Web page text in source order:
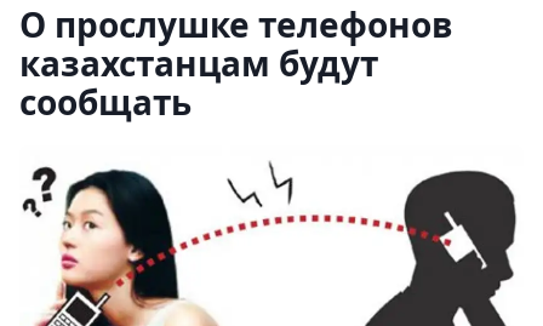
О прослушке телефонов
казахстанцам будут
сообщать